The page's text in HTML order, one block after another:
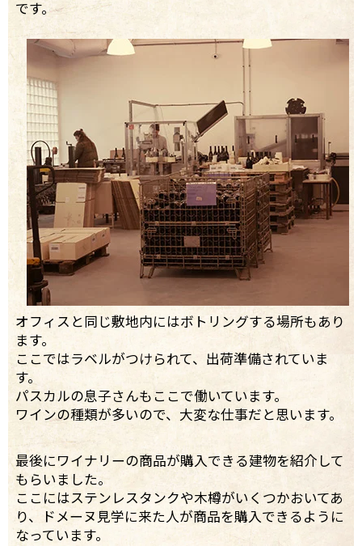
です。
オフィスと同じ敷地内にはボトリングする場所もあり
ます。
ここではラベルがつけられて、出荷準備されていま
す。
パスカルの息子さんもここで働いています。
ワインの種類が多いので、大変な仕事だと思います。
最後にワイナリーの商品が購入できる建物を紹介して
もらいました。
ここにはステンレスタンクや木樽がいくつかおいてあ
り、ドメーヌ見学に来た人が商品を購入できるように
なっています。